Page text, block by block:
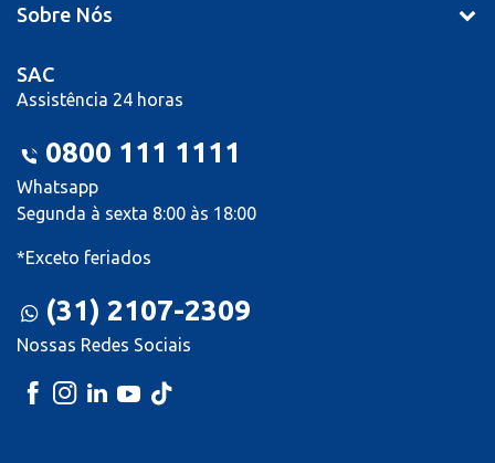
Sobre Nós
SAC
Assistência 24 horas
0800 111 1111
Whatsapp
Segunda à sexta 8:00 às 18:00
*Exceto feriados
(31) 2107-2309
Nossas Redes Sociais